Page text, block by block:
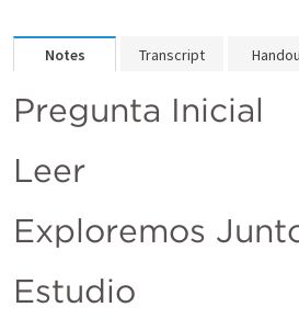
Notes Transcript
Pregunta Inicial
Leer
Exploremos
Estudio